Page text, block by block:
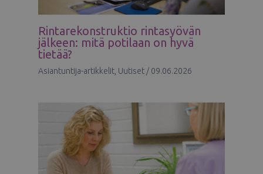
Rintarekonstruktio rintasyövän
jälkeen: mitä potilaan on hyvä
tietää?
Asiantuntija-artikkelit, Uutiset / 09.06.2026